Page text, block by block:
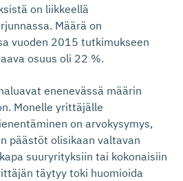
on liikkeellä
Määrä on
vuoden 2015 tutkimukseen
osuus oli 22 %.
enenevässä määrin
Monelle yrittäjälle
on arvokysymys,
päästöt olisikaan valtavan
suuryrityksiin tai kokonaisiin
täytyy toki huomioida